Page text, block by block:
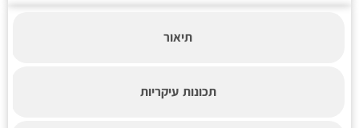
תיאור
תכונות עיקריות